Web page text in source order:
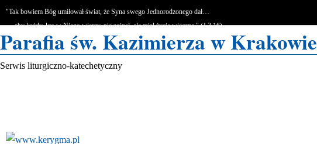
"Tak bowiem Bóg umiłował świat, że Syna swego Jednorodzonego dał…
… aby każdy, kto w Niego wierzy, nie zginął, ale miał życie wieczne." (J 3,16)
Parafia św. Kazimierza w Krakowie
Serwis liturgiczno-katechetyczny